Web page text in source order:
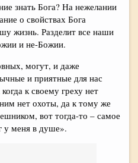
знать Бога? На нежелании
о свойствах Бога
жизнь. Разделит все наши
и не-Божии.
могут, и даже
и приятные для нас
к своему греху нет
нет охоты, да к тому же
вот тогда-то – самое
у меня в душе».